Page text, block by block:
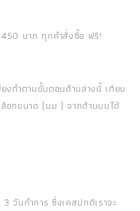
บาท ทุกคำสั่งซื้อ ฟรี!
งทำตามขั้นตอนด้านล่างนี้ เทียบ
อกขนาด (มม.) จากด้านบนได้
วันทำการ ซึ่งเคสปกติเราจะ